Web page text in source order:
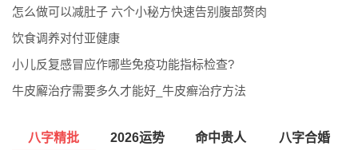
怎么做可以减肚子 六个小秘方快速告别腹部赘肉
饮食调养对付亚健康
小儿反复感冒应作哪些免疫功能指标检查?
牛皮廨治疗需要多久才能好_牛皮癣治疗方法
八字精批 2026运势 命中贵人 八字合婚